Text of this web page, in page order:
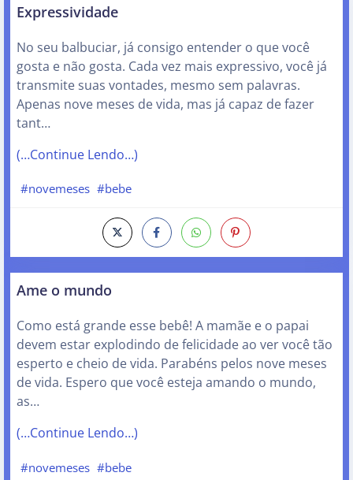
Expressividade
No seu balbuciar, já consigo entender o que você
gosta e não gosta. Cada vez mais expressivo, você já
transmite suas vontades, mesmo sem palavras.
Apenas nove meses de vida, mas já capaz de fazer
tant…
(…Continue Lendo…)
#novemeses #bebe
Ame o mundo
Como está grande esse bebê! A mamãe e o papai
devem estar explodindo de felicidade ao ver você tão
esperto e cheio de vida. Parabéns pelos nove meses
de vida. Espero que você esteja amando o mundo,
as…
(…Continue Lendo…)
#novemeses #bebe